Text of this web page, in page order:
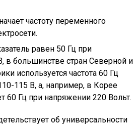
частоту переменного
равен 50 Гц при
в большинстве стран Северной и
используется частота 60 Гц
115 В, а, например, в Корее
60 Гц при напряжении 220 Вольт.
об универсальности